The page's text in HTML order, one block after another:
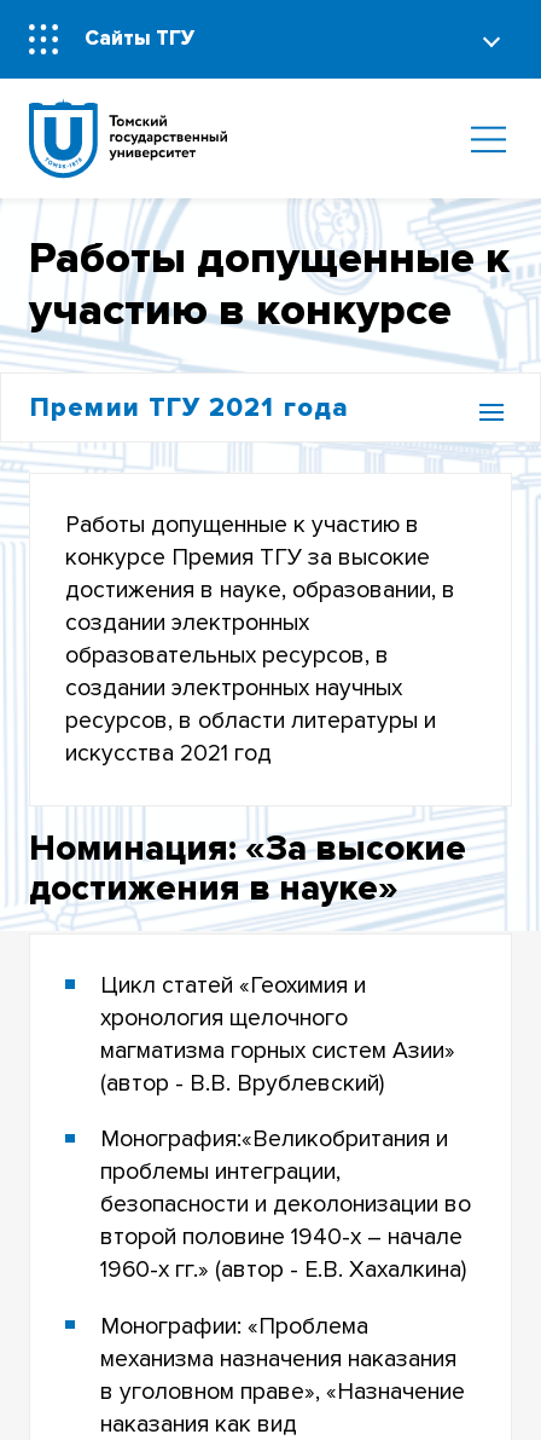
Сайты ТГУ
Работы допущенные к
участию в конкурсе
Премии ТГУ 2021 года
СОСТАВ КОНКУРСНОЙ КОМИССИИ
РАБОТЫ ДОПУЩЕННЫЕ К УЧАСТИЮ В
ЛАУРЕАТЫ ПРЕМИИ ТГУ 2021 ГОДА
ДОКУМЕНТЫ КОНКУРСА
Работы допущенные к участию в
конкурсе Премия ТГУ за высокие
достижения в науке, образовании, в
создании электронных
образовательных ресурсов, в
создании электронных научных
ресурсов, в области литературы и
искусства 2021 год
Номинация: «За высокие
достижения в науке»
Цикл статей «Геохимия и
хронология щелочного
магматизма горных систем Азии»
(автор - В.В. Врублевский)
Монография:«Великобритания и
проблемы интеграции,
безопасности и деколонизации во
второй половине 1940-х – начале
1960-х гг.» (автор - Е.В. Хахалкина)
Монографии: «Проблема
механизма назначения наказания
в уголовном праве», «Назначение
наказания как вид